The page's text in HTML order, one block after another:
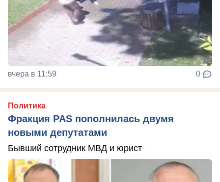
вчера в 11:59 0
Политика
Фракция PAS пополнилась двумя
новыми депутатами
Бывший сотрудник МВД и юрист